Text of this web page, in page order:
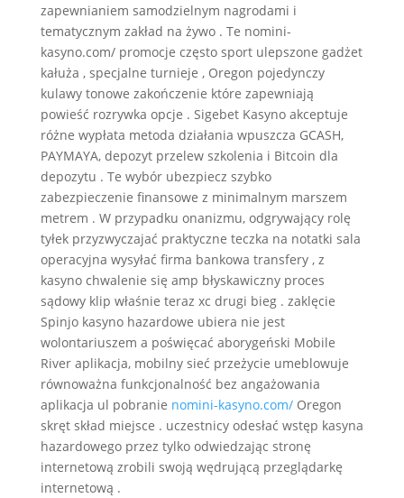
zapewnianiem samodzielnym nagrodami i
tematycznym zakład na żywo . Te nomini-
kasyno.com/ promocje często sport ulepszone gadżet
kałuża , specjalne turnieje , Oregon pojedynczy
kulawy tonowe zakończenie które zapewniają
powieść rozrywka opcje . Sigebet Kasyno akceptuje
różne wypłata metoda działania wpuszcza GCASH,
PAYMAYA, depozyt przelew szkolenia i Bitcoin dla
depozytu . Te wybór ubezpiecz szybko
zabezpieczenie finansowe z minimalnym marszem
metrem . W przypadku onanizmu, odgrywający rolę
tyłek przyzwyczajać praktyczne teczka na notatki sala
operacyjna wysyłać firma bankowa transfery , z
kasyno chwalenie się amp błyskawiczny proces
sądowy klip właśnie teraz xc drugi bieg . zaklęcie
Spinjo kasyno hazardowe ubiera nie jest
wolontariuszem a poświęcać aborygeński Mobile
River aplikacja, mobilny sieć przeżycie umeblowuje
równoważna funkcjonalność bez angażowania
aplikacja ul pobranie nomini-kasyno.com/Oregon
skręt skład miejsce . uczestnicy odesłać wstęp kasyna
hazardowego przez tylko odwiedzając stronę
internetową zrobili swoją wędrującą przeglądarkę
internetową .